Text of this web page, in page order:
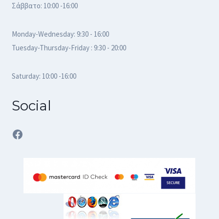
Σάββατο: 10:00 -16:00
Monday-Wednesday: 9:30 - 16:00
Tuesday-Thursday-Friday : 9:30 - 20:00
Saturday: 10:00 -16:00
Social
Facebook